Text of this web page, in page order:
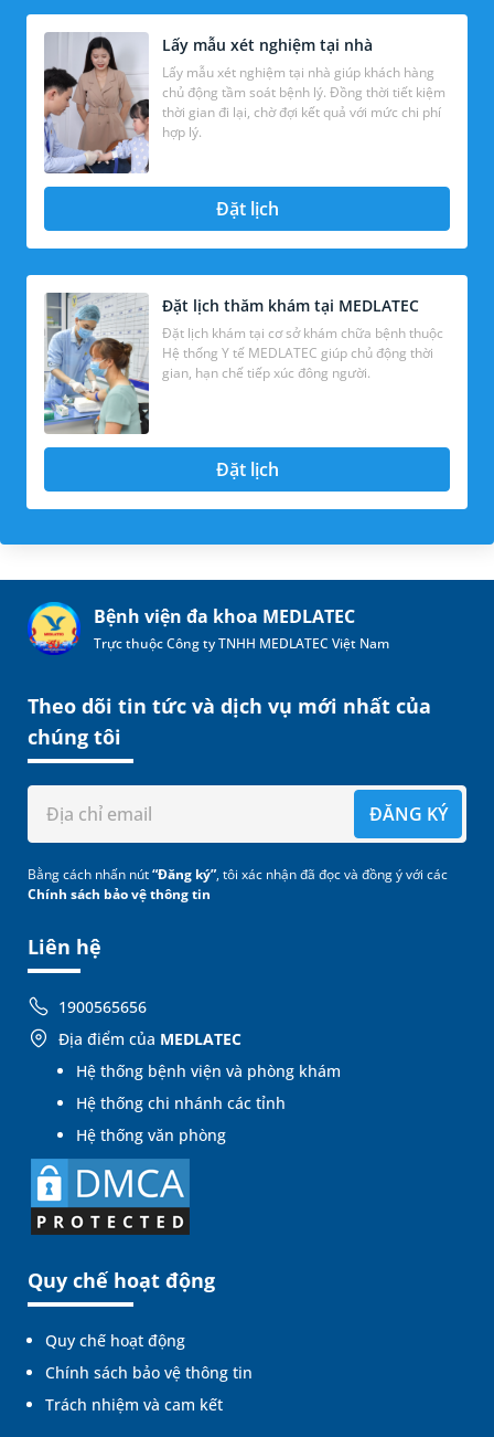
Lấy mẫu xét nghiệm tại nhà
Lấy mẫu xét nghiệm tại nhà giúp khách hàng
chủ động tầm soát bệnh lý. Đồng thời tiết kiệm
thời gian đi lại, chờ đợi kết quả với mức chi phí
hợp lý.
Đặt lịch
Đặt lịch thăm khám tại MEDLATEC
Đặt lịch khám tại cơ sở khám chữa bệnh thuộc
Hệ thống Y tế MEDLATEC giúp chủ động thời
gian, hạn chế tiếp xúc đông người.
Đặt lịch
Bệnh viện đa khoa MEDLATEC
Trực thuộc Công ty TNHH MEDLATEC Việt Nam
Liên hệ
1900565656
Địa điểm của MEDLATEC
Hệ thống bệnh viện và phòng khám
Hệ thống chi nhánh các tỉnh
Hệ thống văn phòng
Quy chế hoạt động
Quy chế hoạt động
Chính sách bảo vệ thông tin
Trách nhiệm và cam kết
Theo dõi tin tức và dịch vụ mới nhất của
chúng tôi
ĐĂNG KÝ
Bằng cách nhấn nút“Đăng ký”, tôi xác nhận đã đọc và đồng ý với các
Chính sách bảo vệ thông tin